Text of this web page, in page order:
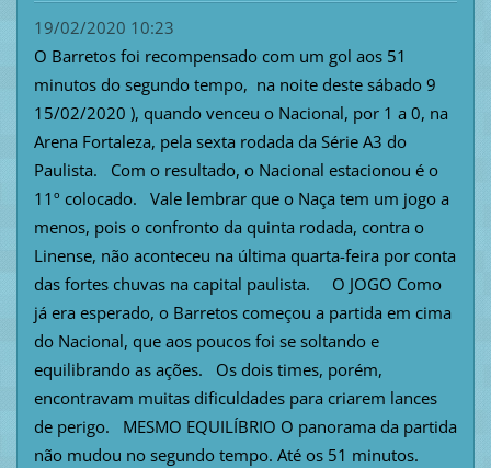
19/02/2020 10:23
O Barretos foi recompensado com um gol aos 51
minutos do segundo tempo, na noite deste sábado 9
15/02/2020 ), quando venceu o Nacional, por 1 a 0, na
Arena Fortaleza, pela sexta rodada da Série A3 do
Paulista. Com o resultado, o Nacional estacionou é o
11º colocado. Vale lembrar que o Naça tem um jogo a
menos, pois o confronto da quinta rodada, contra o
Linense, não aconteceu na última quarta-feira por conta
das fortes chuvas na capital paulista. O JOGO Como
já era esperado, o Barretos começou a partida em cima
do Nacional, que aos poucos foi se soltando e
equilibrando as ações. Os dois times, porém,
encontravam muitas dificuldades para criarem lances
de perigo. MESMO EQUILÍBRIO O panorama da partida
não mudou no segundo tempo. Até os 51 minutos.